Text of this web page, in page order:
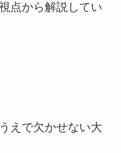
点から解説してい
えで欠かせない大